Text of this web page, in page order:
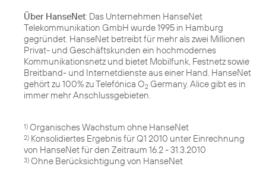
Über HanseNet: Das Unternehmen HanseNet
Telekommunikation GmbH wurde 1995 in Hamburg
gegründet. HanseNet betreibt für mehr als zwei Millionen
Privat- und Geschäftskunden ein hochmodernes
Kommunikationsnetz und bietet Mobilfunk, Festnetz sowie
Breitband- und Internetdienste aus einer Hand. HanseNet
gehört zu 100% zu Telefónica O2 Germany. Alice gibt es in
immer mehr Anschlussgebieten.
1)
2) Konsolidiertes Ergebnis für Q1 2010 unter Einrechnung
3) Ohne Berücksichtigung von HanseNet